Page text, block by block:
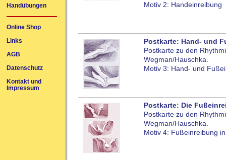
Motiv 2: Handeinreibung
Postkarte: Hand- und
Postkarte zu den
Wegman/Hauschka.
Motiv 3: Hand- und
Postkarte: Die
Postkarte zu den
Wegman/Hauschka.
Motiv 4: Fußeinreibung
Handübungen
Online Shop
Links
AGB
Datenschutz
Kontakt und
Impressum